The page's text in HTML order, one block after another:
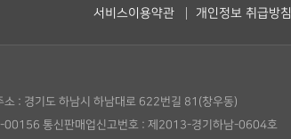
서비스이용약관 개인정보 취급방침
소 : 경기도 하남시 하남대로 622번길 81(창우동)
00156 통신판매업신고번호 : 제2013-경기하남-0604호